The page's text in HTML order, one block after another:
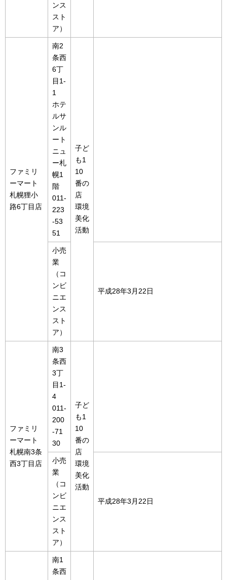
ンス
スト
ア）
ファミリ
ーマート
札幌狸小
路6丁目店
南2
条西
6丁
目1-
1
ホテ
ルサ
ンル
ート
ニュ
ー札
幌1
階
011-
223
-53
51
子ど
も1
10
番の
店
環境
美化
活動
小売
業
（コ
ンビ
ニエ
ンス
スト
ア）
平成28年3月22日
ファミリ
ーマート
札幌南3条
西3丁目店
南3
条西
3丁
目1-
4
011-
200
-71
30
子ど
も1
10
番の
店
環境
美化
活動
小売
業
（コ
ンビ
ニエ
ンス
スト
ア）
平成28年3月22日
南1
条西